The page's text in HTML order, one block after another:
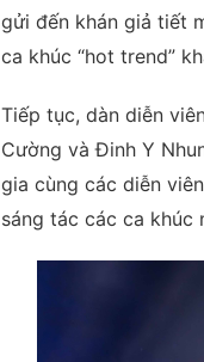
gửi đến khán giả tiết
ca khúc “hot trend”
Tiếp tục, dàn diễn
Cường và Đinh Y
gia cùng các diễn
sáng tác các ca khúc